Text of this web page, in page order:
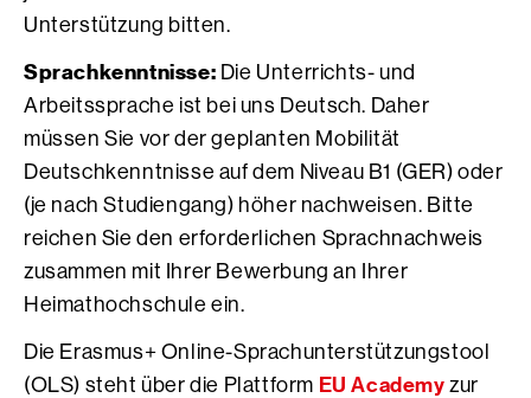
Unterstützung bitten.
Sprachkenntnisse: Die Unterrichts- und
Arbeitssprache ist bei uns Deutsch. Daher
müssen Sie vor der geplanten Mobilität
Deutschkenntnisse auf dem Niveau B1 (GER) oder
(je nach Studiengang) höher nachweisen. Bitte
reichen Sie den erforderlichen Sprachnachweis
zusammen mit Ihrer Bewerbung an Ihrer
Heimathochschule ein.
Die Erasmus+ Online-Sprachunterstützungstool
(OLS) steht über die Plattform EU Academy zur